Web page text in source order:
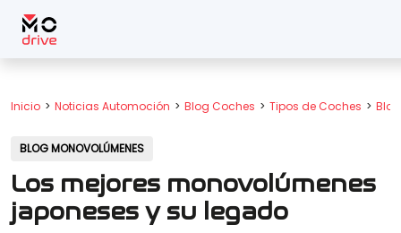
Inicio Noticias Automoción Blog Coches Tipos de Coches
BLOG MONOVOLÚMENES
Los mejores monovolúmenes
japoneses y su legado